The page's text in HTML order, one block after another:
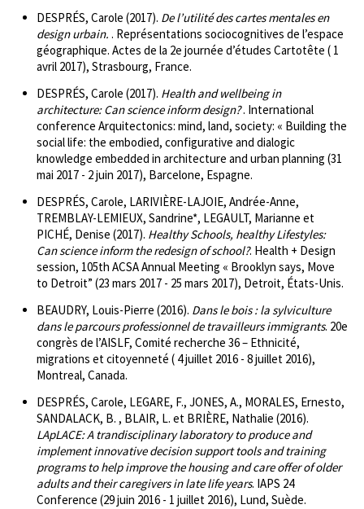
DESPRÉS, Carole (2017). De l’utilité des cartes mentales en
design urbain. . Représentations sociocognitives de l’espace
géographique. Actes de la 2e journée d’études Cartotête ( 1
avril 2017), Strasbourg, France.
DESPRÉS, Carole (2017). Health and wellbeing in
architecture: Can science inform design?. International
conference Arquitectonics: mind, land, society: « Building the
social life: the embodied, configurative and dialogic
knowledge embedded in architecture and urban planning (31
mai 2017 - 2 juin 2017), Barcelone, Espagne.
DESPRÉS, Carole, LARIVIÈRE-LAJOIE, Andrée-Anne,
TREMBLAY-LEMIEUX, Sandrine*, LEGAULT, Marianne et
PICHÉ, Denise (2017). Healthy Schools, healthy Lifestyles:
Can science inform the redesign of school?. Health + Design
session, 105th ACSA Annual Meeting « Brooklyn says, Move
to Detroit” (23 mars 2017 - 25 mars 2017), Detroit, États-Unis.
BEAUDRY, Louis-Pierre (2016). Dans le bois : la sylviculture
dans le parcours professionnel de travailleurs immigrants. 20e
congrès de l’AISLF, Comité recherche 36 – Ethnicité,
migrations et citoyenneté ( 4 juillet 2016 - 8 juillet 2016),
Montreal, Canada.
DESPRÉS, Carole, LEGARE, F., JONES, A., MORALES, Ernesto,
SANDALACK, B. , BLAIR, L. et BRIÈRE, Nathalie (2016).
LApLACE: A trandisciplinary laboratory to produce and
implement innovative decision support tools and training
programs to help improve the housing and care offer of older
adults and their caregivers in late life years. IAPS 24
Conference (29 juin 2016 - 1 juillet 2016), Lund, Suède.